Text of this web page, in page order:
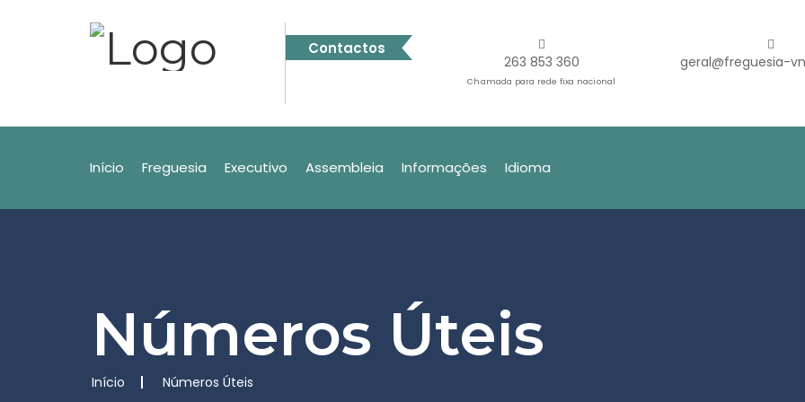
Contactos
263 853 360
Chamada para rede fixa nacional
geral@freguesia-
Início Freguesia Executivo Assembleia Informações Idioma
Números Úteis
Início Números Úteis